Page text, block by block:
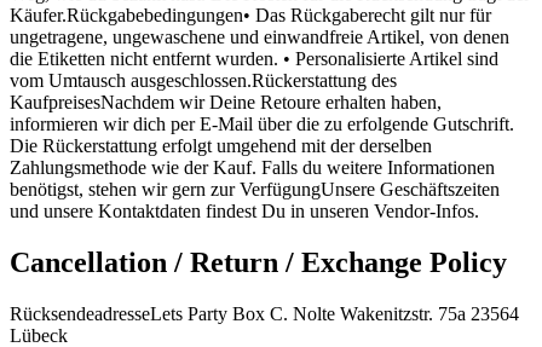
Käufer.Rückgabebedingungen• Das Rückgaberecht gilt nur für
ungetragene, ungewaschene und einwandfreie Artikel, von denen
die Etiketten nicht entfernt wurden. • Personalisierte Artikel sind
vom Umtausch ausgeschlossen.Rückerstattung des
KaufpreisesNachdem wir Deine Retoure erhalten haben,
informieren wir dich per E-Mail über die zu erfolgende Gutschrift.
Die Rückerstattung erfolgt umgehend mit der derselben
Zahlungsmethode wie der Kauf. Falls du weitere Informationen
benötigst, stehen wir gern zur VerfügungUnsere Geschäftszeiten
und unsere Kontaktdaten findest Du in unseren Vendor-Infos.
Cancellation / Return / Exchange Policy
RücksendeadresseLets Party Box C. Nolte Wakenitzstr. 75a 23564
Lübeck